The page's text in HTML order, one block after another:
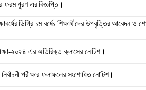
ফরম পূরণ এর বিজ্ঞপ্তি।
ডিগ্রি ১ম বর্ষের শিক্ষার্থীদের উপবৃত্তির আবেদন
২০২৪ এর অতিরিক্ত ক্লাসের নোটিশ।
পরীক্ষার ফলাফলের সংশোধিত নোটিশ।